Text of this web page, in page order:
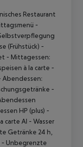
Restaurant
-
(Frühstück) -
- Mittagessen:
à la carte -
Abendessen:
-
HP (plus) -
carte AI - Wasser
Getränke 24 h,
- Unbegrenzte